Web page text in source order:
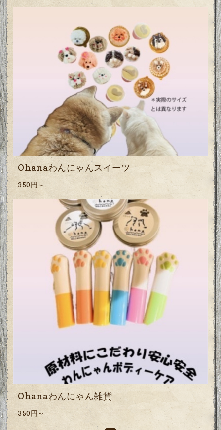
Ohanaわんにゃんスイーツ
350円～
Ohanaわんにゃん雑貨
350円～